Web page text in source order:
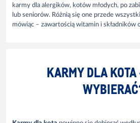
karmy dla alergików, kotów młodych, po
lub seniorów. Różnią się one przede
mówiąc – zawartością witamin i składników
KARMY DLA